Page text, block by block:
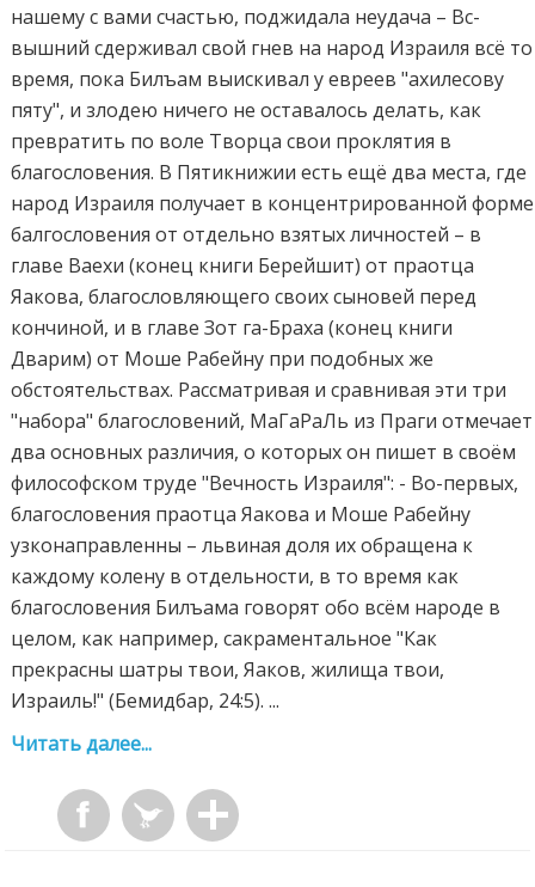
нашему с вами счастью, поджидала неудача – Вс-
вышний сдерживал свой гнев на народ Израиля всё то
время, пока Билъам выискивал у евреев "ахилесову
пяту", и злодею ничего не оставалось делать, как
превратить по воле Творца свои проклятия в
благословения. В Пятикнижии есть ещё два места, где
народ Израиля получает в концентрированной форме
балгословения от отдельно взятых личностей – в
главе Ваехи (конец книги Берейшит) от праотца
Яакова, благословляющего своих сыновей перед
кончиной, и в главе Зот га-Браха (конец книги
Дварим) от Моше Рабейну при подобных же
обстоятельствах. Рассматривая и сравнивая эти три
"набора" благословений, МаГаРаЛь из Праги отмечает
два основных различия, о которых он пишет в своём
философском труде "Вечность Израиля": - Во-первых,
благословения праотца Яакова и Моше Рабейну
узконаправленны – львиная доля их обращена к
каждому колену в отдельности, в то время как
благословения Билъама говорят обо всём народе в
целом, как например, сакраментальное "Как
прекрасны шатры твои, Яаков, жилища твои,
Израиль!" (Бемидбар, 24:5). ...
Читать далее...